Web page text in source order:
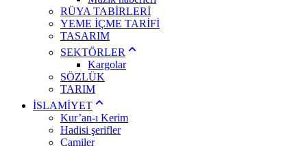
RÜYA TABİRLERİ
YEME İÇME TARİFİ
TASARIM
SEKTÖRLER
Kargolar
SÖZLÜK
TARIM
İSLAMİYET
Kur’an-ı Kerim
Hadisi şerifler
Camiler